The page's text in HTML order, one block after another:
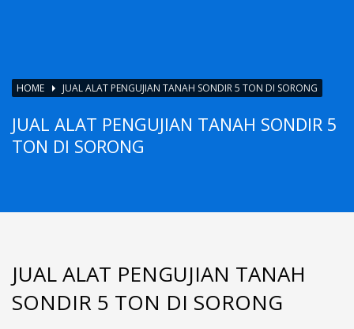
HOME JUAL ALAT PENGUJIAN TANAH SONDIR 5 TON DI SORONG
JUAL ALAT PENGUJIAN TANAH SONDIR 5
TON DI SORONG
JUAL ALAT PENGUJIAN TANAH
SONDIR 5 TON DI SORONG